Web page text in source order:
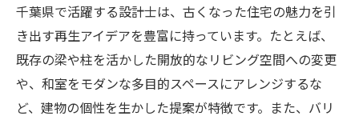
千葉県で活躍する設計士は、古くなった住宅の魅力を引
き出す再生アイデアを豊富に持っています。たとえば、
既存の梁や柱を活かした開放的なリビング空間への変更
や、和室をモダンな多目的スペースにアレンジするな
ど、建物の個性を生かした提案が特徴です。また、バリ